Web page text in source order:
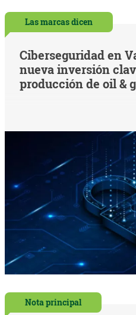
Las marcas dicen
Ciberseguridad en
nueva inversión
producción de oil &
Nota principal